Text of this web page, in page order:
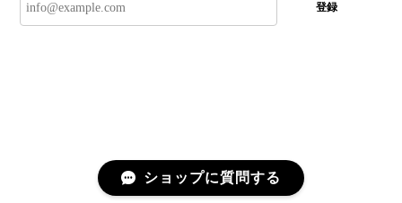
登録
ショップに質問する